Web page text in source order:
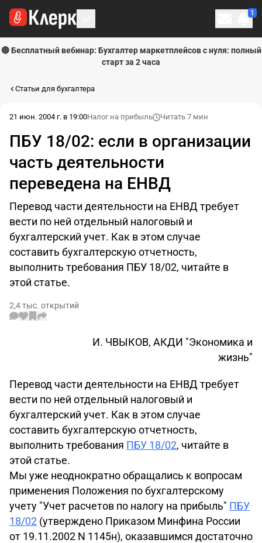
1
🔴 Бесплатный вебинар: Бухгалтер маркетплейсов с нуля: полный
старт за 2 часа
Статьи для бухгалтера
21 июн. 2004 г. в 19:00Налог на прибыль Читать 7 мин
ПБУ 18/02: если в организации
часть деятельности
переведена на ЕНВД
Перевод части деятельности на ЕНВД требует
вести по ней отдельный налоговый и
бухгалтерский учет. Как в этом случае
составить бухгалтерскую отчетность,
выполнить требования ПБУ 18/02, читайте в
этой статье.
2,4 тыс. открытий
И. ЧВЫКОВ, АКДИ "Экономика и
жизнь"
Перевод части деятельности на ЕНВД требует
вести по ней отдельный налоговый и
бухгалтерский учет. Как в этом случае
составить бухгалтерскую отчетность,
выполнить требования ПБУ 18/02, читайте в
этой статье.
Мы уже неоднократно обращались к вопросам
применения Положения по бухгалтерскому
учету "Учет расчетов по налогу на прибыль" ПБУ
18/02 (утверждено Приказом Минфина России
от 19.11.2002 N 1145н), оказавшимся достаточно